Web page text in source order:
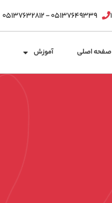
۰۵۱۳۷۶۴۹۳۳۹ - ۰۵۱۳۷۶۳۲۸۱۲
صفحه اصلی آموزش